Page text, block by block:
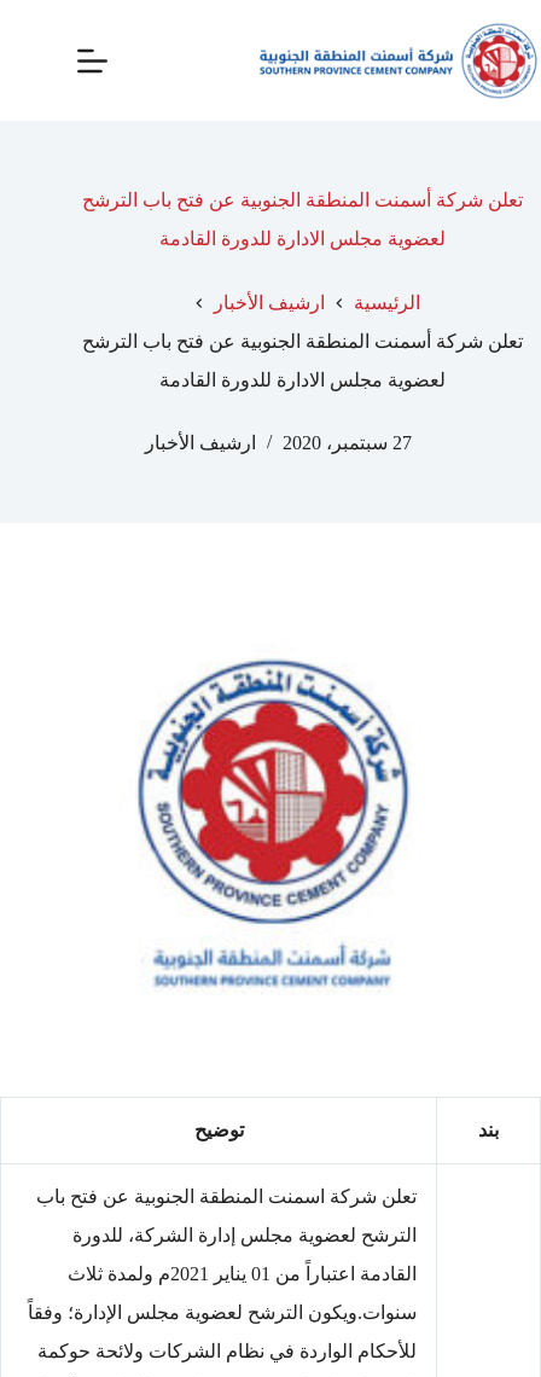
تعلن شركة أسمنت المنطقة الجنوبية عن فتح باب الترشح
لعضوية مجلس الادارة للدورة القادمة
الرئيسية
ارشيف الأخبار
تعلن شركة أسمنت المنطقة الجنوبية عن فتح باب الترشح
لعضوية مجلس الادارة للدورة القادمة
27 سبتمبر، 2020 ارشيف الأخبار
بند توضيح
تعلن شركة اسمنت المنطقة الجنوبية عن فتح باب
الترشح لعضوية مجلس إدارة الشركة، للدورة
القادمة اعتباراً من 01 يناير 2021م ولمدة ثلاث
سنوات.ويكون الترشح لعضوية مجلس الإدارة؛ وفقاً
للأحكام الواردة في نظام الشركات ولائحة حوكمة